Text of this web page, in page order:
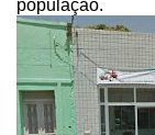
população.